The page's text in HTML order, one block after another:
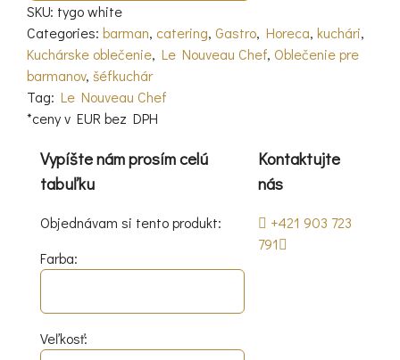
SKU: tygo white
Categories: barman, catering, Gastro, Horeca, kuchári,
Kuchárske oblečenie, Le Nouveau Chef, Oblečenie pre
barmanov, šéfkuchár
Tag: Le Nouveau Chef
*ceny v EUR bez DPH
Vypíšte nám prosím celú
tabuľku
Objednávam si tento produkt:
Farba:
Veľkosť:
Kontaktujte
nás
+421 903 723
791